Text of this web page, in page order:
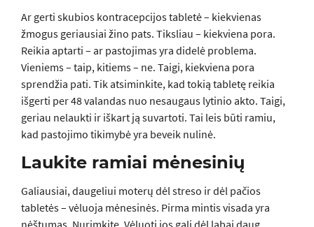
Ar gerti skubios kontracepcijos tabletė – kiekvienas
žmogus geriausiai žino pats. Tiksliau – kiekviena pora.
Reikia aptarti – ar pastojimas yra didelė problema.
Vieniems – taip, kitiems – ne. Taigi, kiekviena pora
sprendžia pati. Tik atsiminkite, kad tokią tabletę reikia
išgerti per 48 valandas nuo nesaugaus lytinio akto. Taigi,
geriau nelaukti ir iškart ją suvartoti. Tai leis būti ramiu,
kad pastojimo tikimybė yra beveik nulinė.
Laukite ramiai mėnesinių
Galiausiai, daugeliui moterų dėl streso ir dėl pačios
tabletės – vėluoja mėnesinės. Pirma mintis visada yra